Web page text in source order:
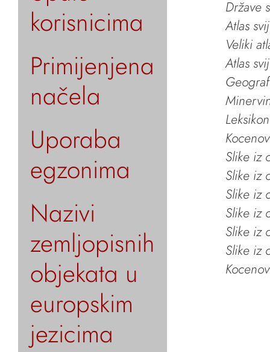
korisnicima
Primijenjena
načela
Uporaba
egzonima
Nazivi
zemljopisnih
objekata u
europskim
jezicima
Države
Atlas
Veliki
Atlas
Slike iz
Slike iz
Slike iz
Slike iz
Slike iz
Slike iz